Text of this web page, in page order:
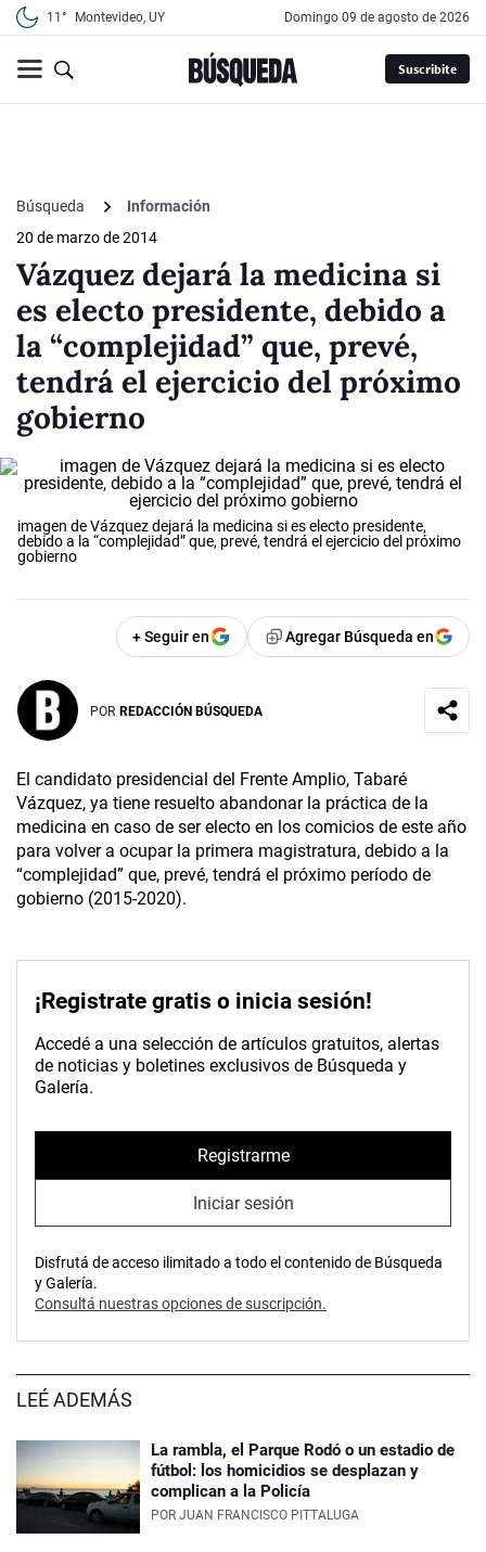
11° Montevideo, UY domingo 09 de agosto de 2026
Suscribite
Búsqueda
Información
20 de marzo de 2014
Vázquez dejará la medicina si
es electo presidente, debido a
la “complejidad” que, prevé,
tendrá el ejercicio del próximo
gobierno
imagen de Vázquez dejará la medicina si es electo presidente,
debido a la “complejidad” que, prevé, tendrá el ejercicio del próximo
gobierno
+ Seguir en Agregar Búsqueda en
POR REDACCIÓN BÚSQUEDA
El candidato presidencial del Frente Amplio, Tabaré
Vázquez, ya tiene resuelto abandonar la práctica de la
medicina en caso de ser electo en los comicios de este año
para volver a ocupar la primera magistratura, debido a la
“complejidad” que, prevé, tendrá el próximo período de
gobierno (2015-2020).
¡Registrate gratis o inicia sesión!
Accedé a una selección de artículos gratuitos, alertas
de noticias y boletines exclusivos de Búsqueda y
Galería.
Registrarme
Iniciar sesión
Disfrutá de acceso ilimitado a todo el contenido de Búsqueda
y Galería.
Consultá nuestras opciones de suscripción.
LEÉ ADEMÁS
La rambla, el Parque Rodó o un estadio de
fútbol: los homicidios se desplazan y
complican a la Policía
POR JUAN FRANCISCO PITTALUGA